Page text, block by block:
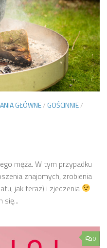
GŁÓWNE/ GOŚCINNIE/
męża. W tym przypadku
znajomych, zrobienia
jak teraz) i zjedzenia
się...
0